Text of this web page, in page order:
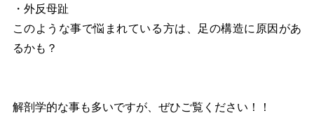
・外反母趾
このような事で悩まれている方は、足の構造に原因があ
るかも？
解剖学的な事も多いですが、ぜひご覧ください！！